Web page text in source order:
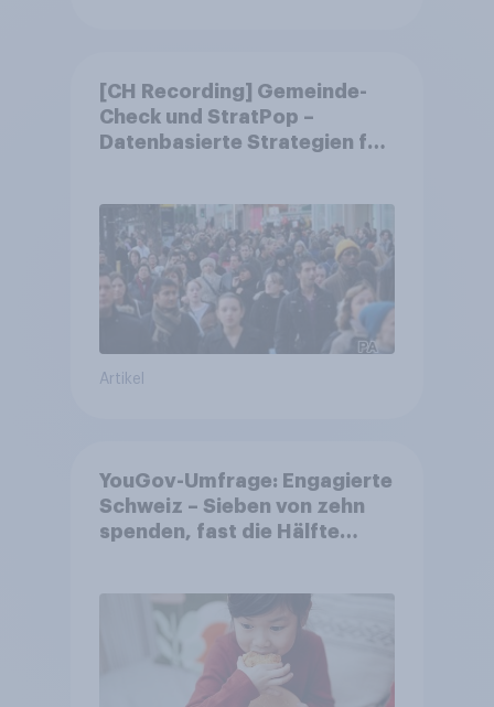
[CH Recording] Gemeinde-
Check und StratPop –
Datenbasierte Strategien für
Artikel
YouGov-Umfrage: Engagierte
Schweiz – Sieben von zehn
spenden, fast die Hälfte